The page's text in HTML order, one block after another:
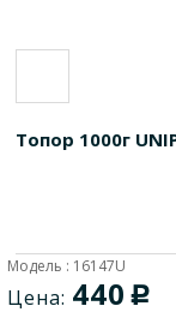
Топор 1000г
Цена: 440 c
Модель : 16147U